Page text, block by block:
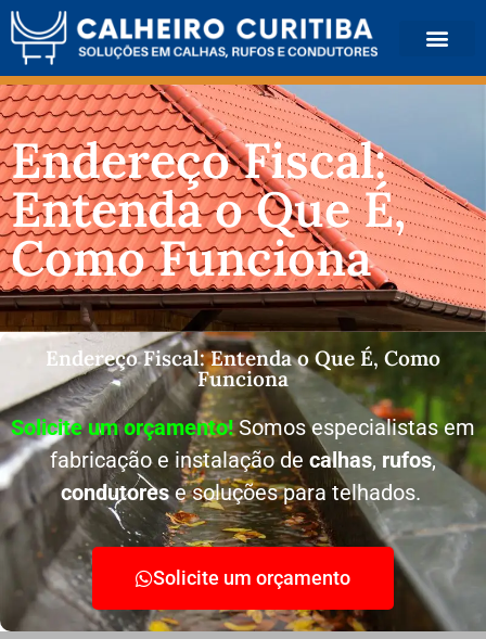
Endereço Fiscal:
Entenda o Que É,
Como Funciona
Endereço Fiscal: Entenda o Que É, Como
Funciona
Solicite um orçamento!Somos especialistas em
fabricação e instalação de calhas, rufos,
condutorese soluções para telhados.
Solicite um orçamento